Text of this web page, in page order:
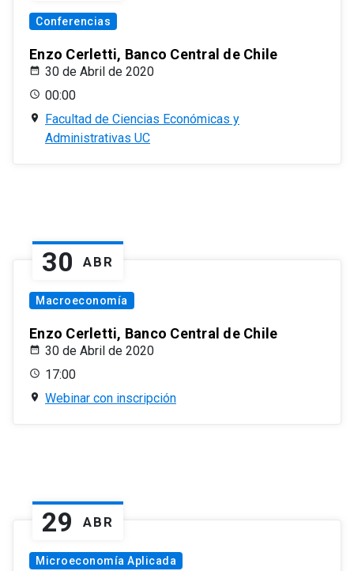
Conferencias
Enzo Cerletti, Banco Central de Chile
30 de Abril de 2020
00:00
Facultad de Ciencias Económicas y
Administrativas UC
30 ABR
Macroeconomía
Enzo Cerletti, Banco Central de Chile
30 de Abril de 2020
17:00
Webinar con inscripción
29 ABR
Microeconomía Aplicada